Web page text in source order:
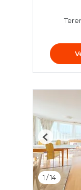
1 /14
Previous